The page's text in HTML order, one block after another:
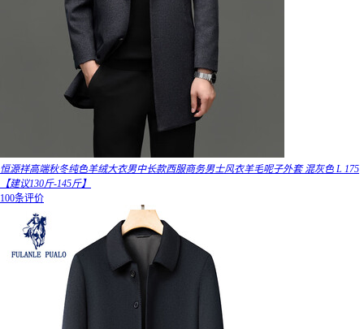
恒源祥高端秋冬纯色羊绒大衣男中长款西服商务男士风衣羊毛呢子外套 混灰色 L 175
【建议130斤-145斤】
100条评价